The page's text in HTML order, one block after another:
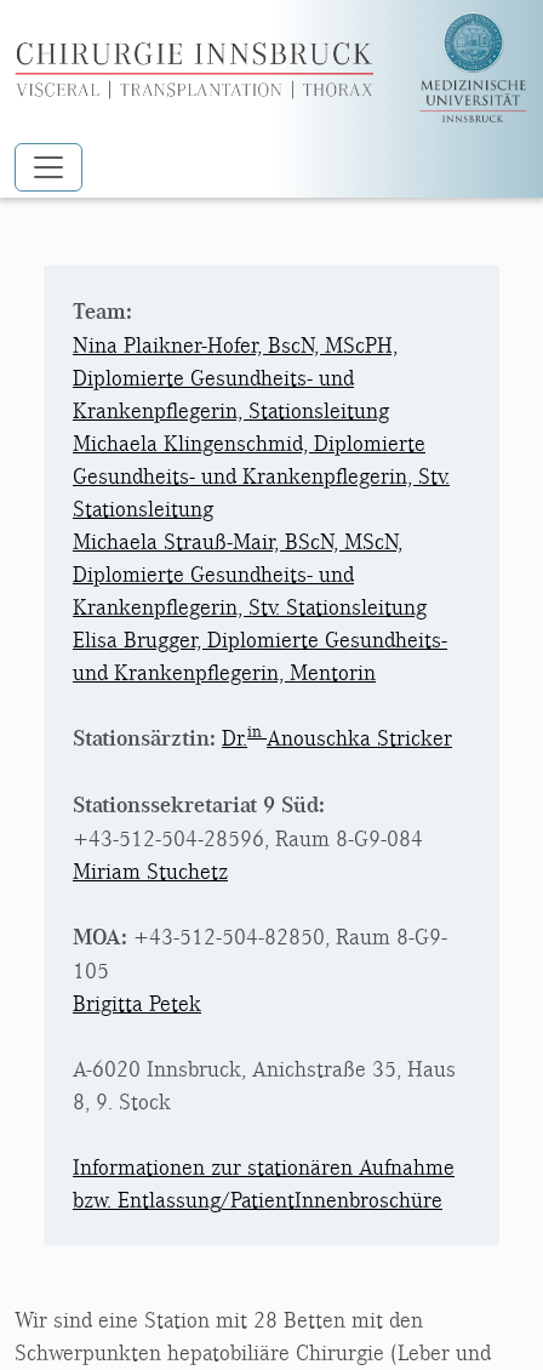
Zum Hauptinhalt springen
9 SÜD STATION
Team:
Nina Plaikner-Hofer, BscN, MScPH,
Diplomierte Gesundheits- und
Krankenpflegerin, Stationsleitung
Michaela Klingenschmid, Diplomierte
Gesundheits- und Krankenpflegerin, Stv.
Stationsleitung
Michaela Strauß-Mair, BScN, MScN,
Diplomierte Gesundheits- und
Krankenpflegerin, Stv. Stationsleitung
Elisa Brugger, Diplomierte Gesundheits-
und Krankenpflegerin, Mentorin
Stationsärztin: Dr.in Anouschka Stricker
Stationssekretariat 9 Süd:
+43-512-504-28596, Raum 8-G9-084
Miriam Stuchetz
MOA: +43-512-504-82850, Raum 8-G9-
105
Brigitta Petek
A-6020 Innsbruck, Anichstraße 35, Haus
8, 9. Stock
Informationen zur stationären Aufnahme
bzw. Entlassung/PatientInnenbroschüre
Wir sind eine Station mit 28 Betten mit den
Schwerpunkten hepatobiliäre Chirurgie (Leber und